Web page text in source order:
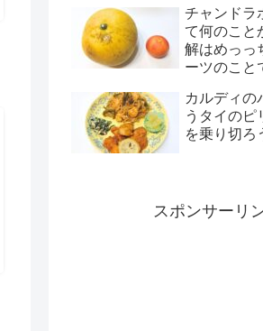
チャンドラ
て何のこ
解はめっっ
ーツのこと
カルディの
うタイのピ
を乗り切ろ
スポンサーリ